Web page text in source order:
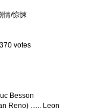
/惊悚
votes
Besson
...... Leon